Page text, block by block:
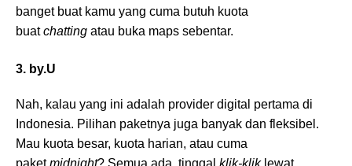
banget buat kamu yang cuma butuh kuota
buatchatting atau buka maps sebentar.
3. by.U
Nah, kalau yang ini adalah provider digital pertama di
Indonesia. Pilihan paketnya juga banyak dan fleksibel.
Mau kuota besar, kuota harian, atau cuma